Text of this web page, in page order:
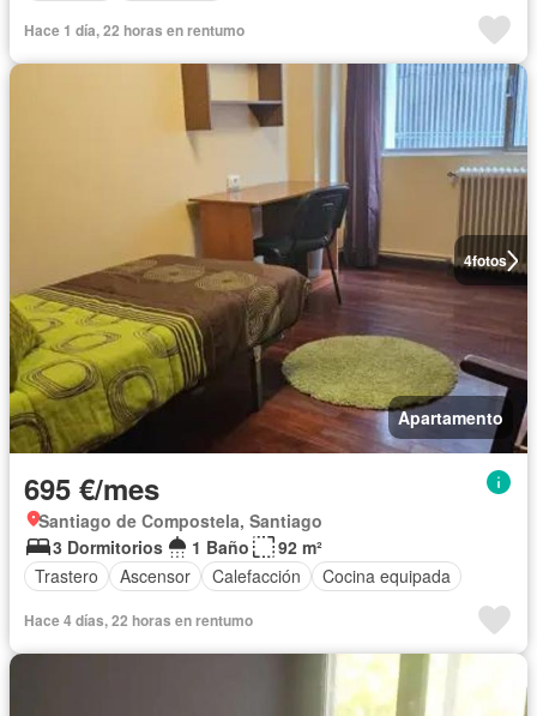
Hace 1 día, 22 horas en rentumo
4fotos
Apartamento
695 €/mes
Santiago de Compostela, Santiago
3 Dormitorios
1 Baño
92 m²
Trastero
Ascensor Calefacción Cocina equipada
Hace 4 días, 22 horas en rentumo